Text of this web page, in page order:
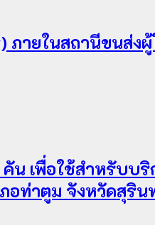
ภายในสถานีขนส่ง
น เพื่อใช้สำหรับบ
อท่าตูม จังหวัดสุริน